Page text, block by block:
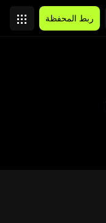
ربط المحفظة